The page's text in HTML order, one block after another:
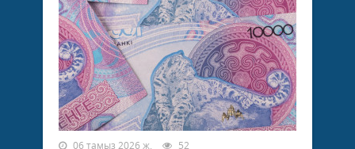
06 тамыз 2026 ж. 52